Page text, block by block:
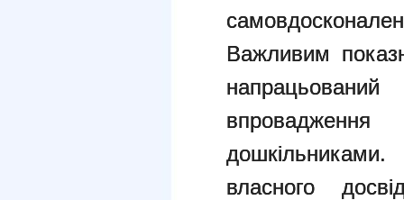
Важливим
власного